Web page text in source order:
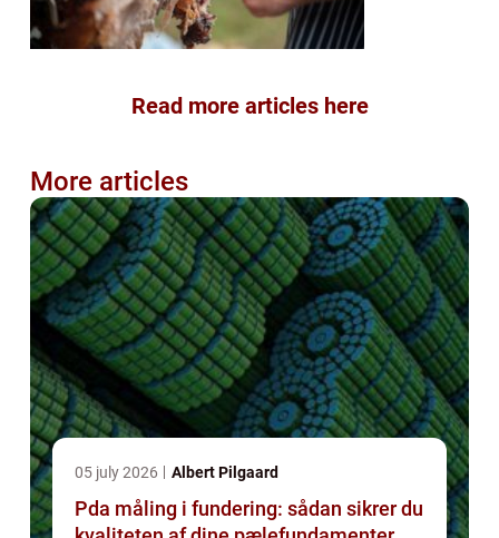
Read more articles here
More articles
05 july 2026 Albert Pilgaard
Pda måling i fundering: sådan sikrer du